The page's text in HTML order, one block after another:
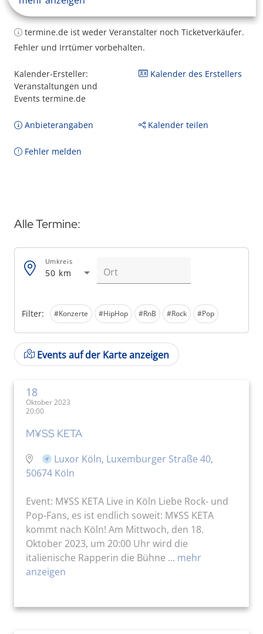
termine.de ist weder Veranstalter noch Ticketverkäufer.
Fehler und Irrtümer vorbehalten.
Kalender-Ersteller:
Veranstaltungen und
Events termine.de
Kalender des Erstellers
Anbieterangaben Kalender teilen
Fehler melden
Alle Termine:
Filter: #Konzerte #HipHop #RnB #Rock #Pop
50 km
Umkreis
Events auf der Karte anzeigen
18
Oktober 2023
20:00
M¥SS KETA
Luxor Köln, Luxemburger Straße 40,
50674 Köln
Event: M¥SS KETA Live in Köln Liebe Rock- und
Pop-Fans, es ist endlich soweit: M¥SS KETA
kommt nach Köln! Am Mittwoch, den 18.
Oktober 2023, um 20:00 Uhr wird die
italienische Rapperin die Bühne ... mehr
anzeigen